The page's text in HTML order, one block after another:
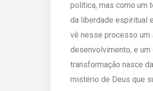
política, mas como um
da liberdade espiritual
vê nesse processo um
desenvolvimento, e um
transformação nasce
mistério de Deus que